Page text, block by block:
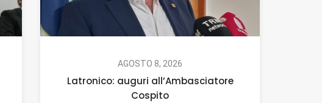
AGOSTO 8, 2026
Latronico: auguri all’Ambasciatore
Cospito